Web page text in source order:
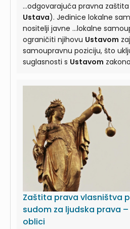
...odgovarajuća pravna zaštita
Ustava). Jedinice lokalne
nositelji javne ...lokalne samouprave narušiti ili
ograničiti njihovu Ustavom
samoupravnu poziciju, što uključuje i
suglasnosti s Ustavom
...Također, bitno je
propisuje da
vlasnici ...vlasništva (relevantni sadržaj članka 48. i
članka 51.Ustava). Citirana
odnosi se na sve nositelje ...
Zaštita prava vlasništva
sudom za ljudska prava
oblici